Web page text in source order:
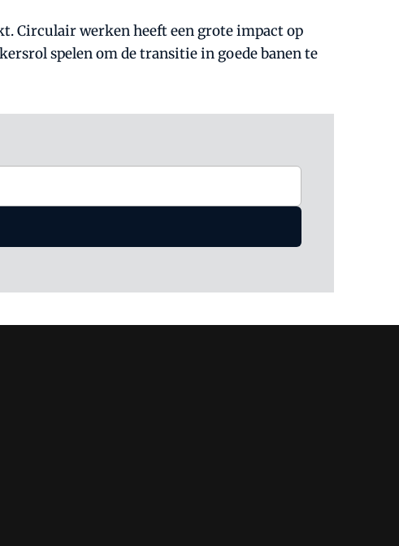
Circulair werken heeft een grote impact op
spelen om de transitie in goede banen te